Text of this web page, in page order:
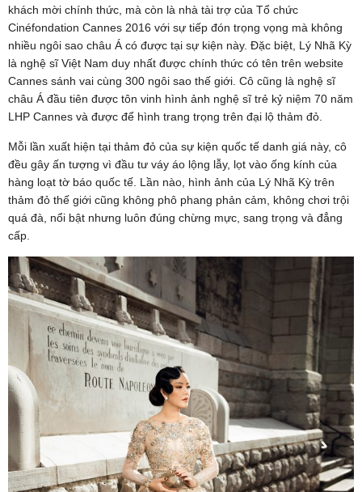
khách mời chính thức, mà còn là nhà tài trợ của Tổ chức
Cinéfondation Cannes 2016 với sự tiếp đón trọng vọng mà không
nhiều ngôi sao châu Á có được tại sự kiện này. Đặc biệt, Lý Nhã Kỳ
là nghệ sĩ Việt Nam duy nhất được chính thức có tên trên website
Cannes sánh vai cùng 300 ngôi sao thế giới. Cô cũng là nghệ sĩ
châu Á đầu tiên được tôn vinh hình ảnh nghệ sĩ trẻ kỷ niệm 70 năm
LHP Cannes và được để hình trang trọng trên đại lộ thảm đỏ.
Mỗi lần xuất hiện tại thảm đỏ của sự kiện quốc tế danh giá này, cô
đều gây ấn tượng vì đầu tư váy áo lộng lẫy, lọt vào ống kính của
hàng loạt tờ báo quốc tế. Lần nào, hình ảnh của Lý Nhã Kỳ trên
thảm đỏ thế giới cũng không phô phang phản cảm, không chơi trội
quá đà, nổi bật nhưng luôn đúng chừng mực, sang trọng và đẳng
cấp.